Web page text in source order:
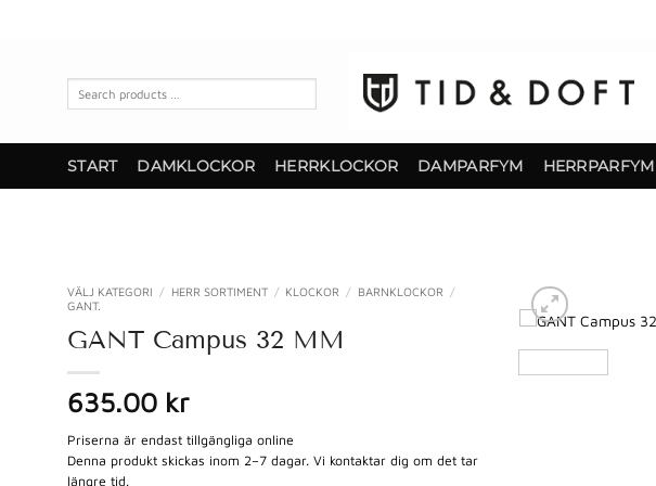
START DAMKLOCKOR HERRKLOCKOR DAMPARFYM HERRPARFYM
VÄLJ KATEGORI / HERR SORTIMENT / KLOCKOR / BARNKLOCKOR
/
GANT.
GANT Campus 32 MM
635.00 kr
Priserna är endast tillgängliga online
Denna produkt skickas inom 2–7 dagar. Vi kontaktar dig om det tar
längre tid.